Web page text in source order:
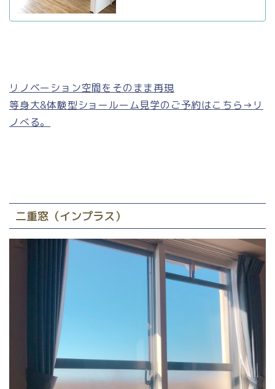
リノベーション空間をそのまま再現
等身大&体験型ショールーム見学のご予約はこちら→リ
ノべる。
二重窓（インプラス）